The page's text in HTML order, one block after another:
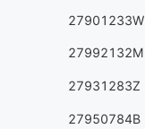
27901233W
27992132M
27931283Z
27950784B